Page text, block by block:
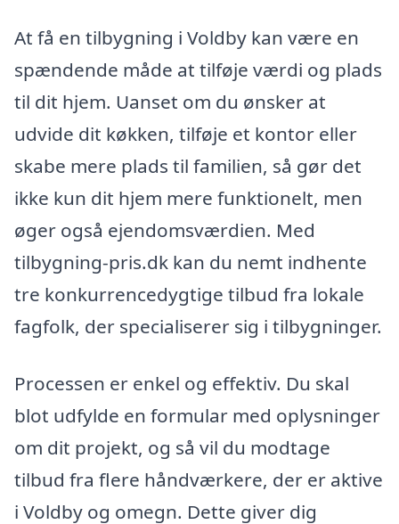
At få en tilbygning i Voldby kan være en
spændende måde at tilføje værdi og plads
til dit hjem. Uanset om du ønsker at
udvide dit køkken, tilføje et kontor eller
skabe mere plads til familien, så gør det
ikke kun dit hjem mere funktionelt, men
øger også ejendomsværdien. Med
tilbygning-pris.dk kan du nemt indhente
tre konkurrencedygtige tilbud fra lokale
fagfolk, der specialiserer sig i tilbygninger.
Processen er enkel og effektiv. Du skal
blot udfylde en formular med oplysninger
om dit projekt, og så vil du modtage
tilbud fra flere håndværkere, der er aktive
i Voldby og omegn. Dette giver dig